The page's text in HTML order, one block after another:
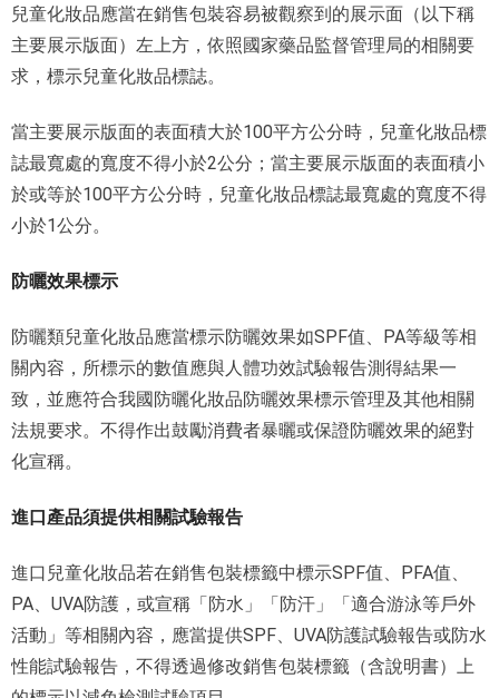
兒童化妝品應當在銷售包裝容易被觀察到的展示面（以下稱
主要展示版面）左上方，依照國家藥品監督管理局的相關要
求，標示兒童化妝品標誌。
當主要展示版面的表面積大於100平方公分時，兒童化妝品標
誌最寬處的寬度不得小於2公分；當主要展示版面的表面積小
於或等於100平方公分時，兒童化妝品標誌最寬處的寬度不得
小於1公分。
防曬效果標示
防曬類兒童化妝品應當標示防曬效果如SPF值、PA等級等相
關內容，所標示的數值應與人體功效試驗報告測得結果一
致，並應符合我國防曬化妝品防曬效果標示管理及其他相關
法規要求。不得作出鼓勵消費者暴曬或保證防曬效果的絕對
化宣稱。
進口產品須提供相關試驗報告
進口兒童化妝品若在銷售包裝標籤中標示SPF值、PFA值、
PA、UVA防護，或宣稱「防水」「防汗」「適合游泳等戶外
活動」等相關內容，應當提供SPF、UVA防護試驗報告或防水
性能試驗報告，不得透過修改銷售包裝標籤（含說明書）上